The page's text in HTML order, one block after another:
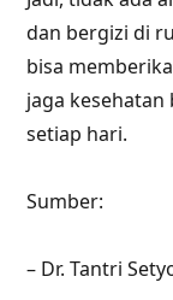
dan bergizi di
bisa
jaga
setiap hari.
Sumber:
– Dr. Tantri